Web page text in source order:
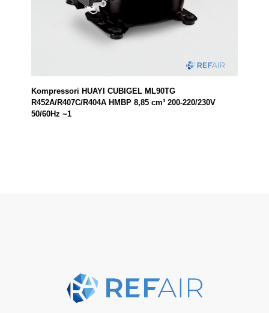
Kompressori HUAYI CUBIGEL ML90TG
R452A/R407C/R404A HMBP 8,85 cm³ 200-220/230V
50/60Hz ~1